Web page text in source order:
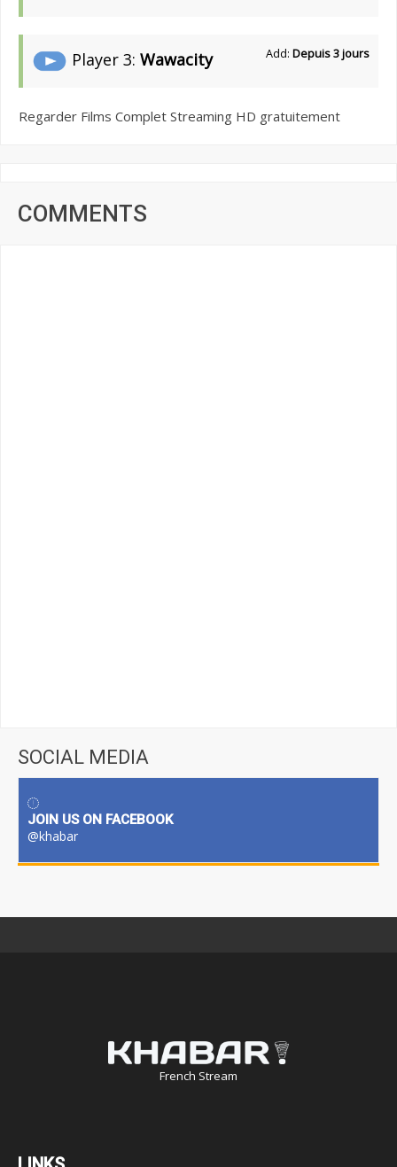
Player 3: Wawacity Add: Depuis 3 jours
Regarder Films Complet Streaming HD gratuitement
COMMENTS
SOCIAL MEDIA
JOIN US ON FACEBOOK
@khabar
French Stream